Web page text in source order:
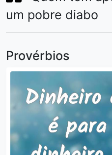
um pobre diabo
Provérbios